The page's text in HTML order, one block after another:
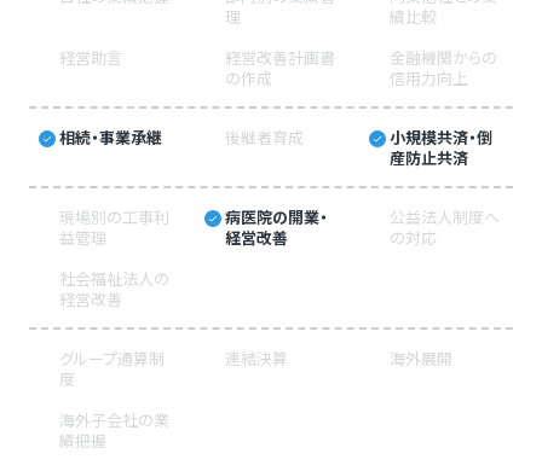
理
績比較
経営助言
経営改善計画書
の作成
金融機関からの
信用力向上
相続・事業承継 後継者育成
小規模共済・倒
産防止共済
現場別の工事利
益管理
病医院の開業・
経営改善
公益法人制度へ
の対応
社会福祉法人の
経営改善
グループ通算制
度
連結決算 海外展開
海外子会社の業
績把握